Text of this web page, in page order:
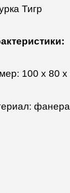
Тигр
100 x 80
фанера